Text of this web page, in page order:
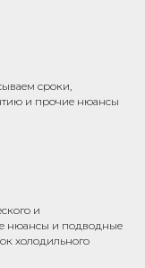
сроки,
и прочие нюансы
и
нюансы и подводные
холодильного